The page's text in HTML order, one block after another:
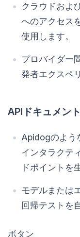
クラウドおよ
へのアクセス
使用します。
プロバイダー
発者エクスペ
APIドキュメン
Apidogのよう
インタラクテ
ドポイントを
モデルまたは
回帰テストを
ボタン